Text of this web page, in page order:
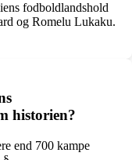
fodboldlandshold
og Romelu Lukaku.
historien?
end 700 kampe